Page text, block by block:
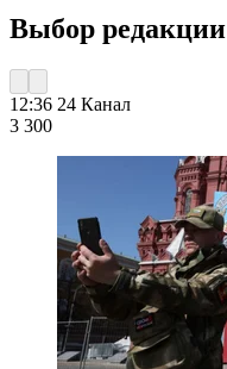
Выбор редакции
12:36 24 Канал
3 300